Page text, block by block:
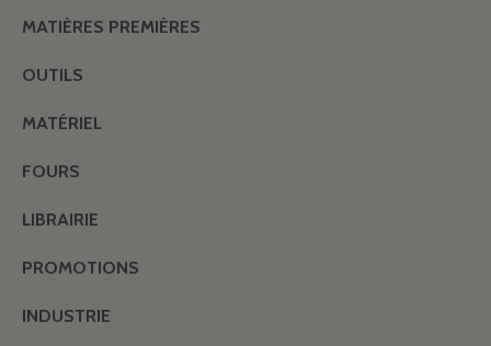
MATIÈRES PREMIÈRES
OUTILS
MATÉRIEL
FOURS
LIBRAIRIE
PROMOTIONS
INDUSTRIE